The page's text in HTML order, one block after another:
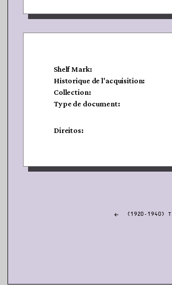
Shelf Mark:
Historique de l'acquisition:
Collection:
Type de document:
Direitos:
(1920-1940)